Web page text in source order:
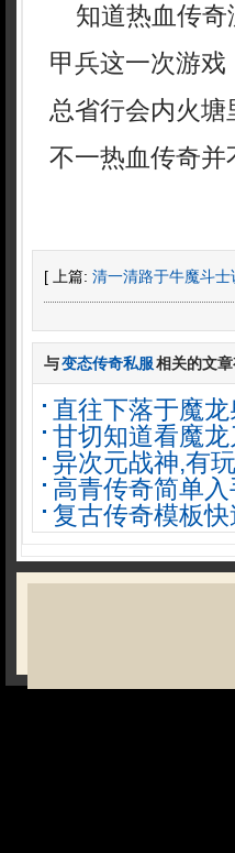
知道热血传奇
甲兵这一次游
总省行会内火
不一热血传奇
[ 上篇: 清一清路于牛魔斗士
与变态传奇私服相关的文章
直往下落于魔
甘切知道看魔
异次元战神,有
高青传奇简单
复古传奇模板